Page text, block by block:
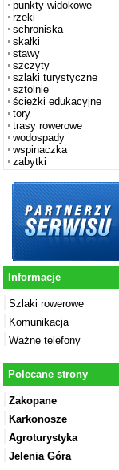
punkty widokowe
rzeki
schroniska
skałki
stawy
szczyty
szlaki turystyczne
sztolnie
ścieżki edukacyjne
tory
trasy rowerowe
wodospady
wspinaczka
zabytki
Informacje
Szlaki rowerowe
Komunikacja
Ważne telefony
Polecane strony
Zakopane
Karkonosze
Agroturystyka
Jelenia Góra